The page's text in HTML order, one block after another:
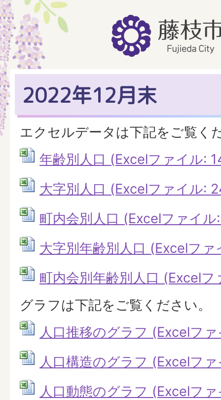
2022年12月末
エクセルデータは下記をご覧く
年齢別人口 (Excelファイル:
大字別人口 (Excelファイル:
町内会別人口 (Excelファイ
大字別年齢別人口 (Excelフ
町内会別年齢別人口 (Excel
グラフは下記をご覧ください。
人口推移のグラフ (Excelフ
人口構造のグラフ (Excelフ
人口動態のグラフ (Excelフ